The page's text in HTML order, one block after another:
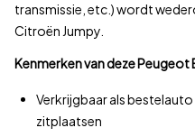
transmissie, etc.) wordt
Citroën Jumpy.
Kenmerken van deze Peugeot
Verkrijgbaar als
zitplaatsen